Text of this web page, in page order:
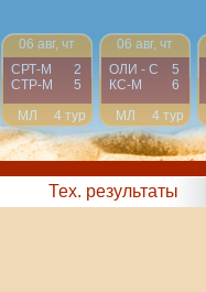
06 авг, чт
СРТ-М
2
СТР-М
5
МЛ
4 тур
06 авг, чт
ОЛИ - С
5
КС-М
6
МЛ
4 тур
Тех. результаты